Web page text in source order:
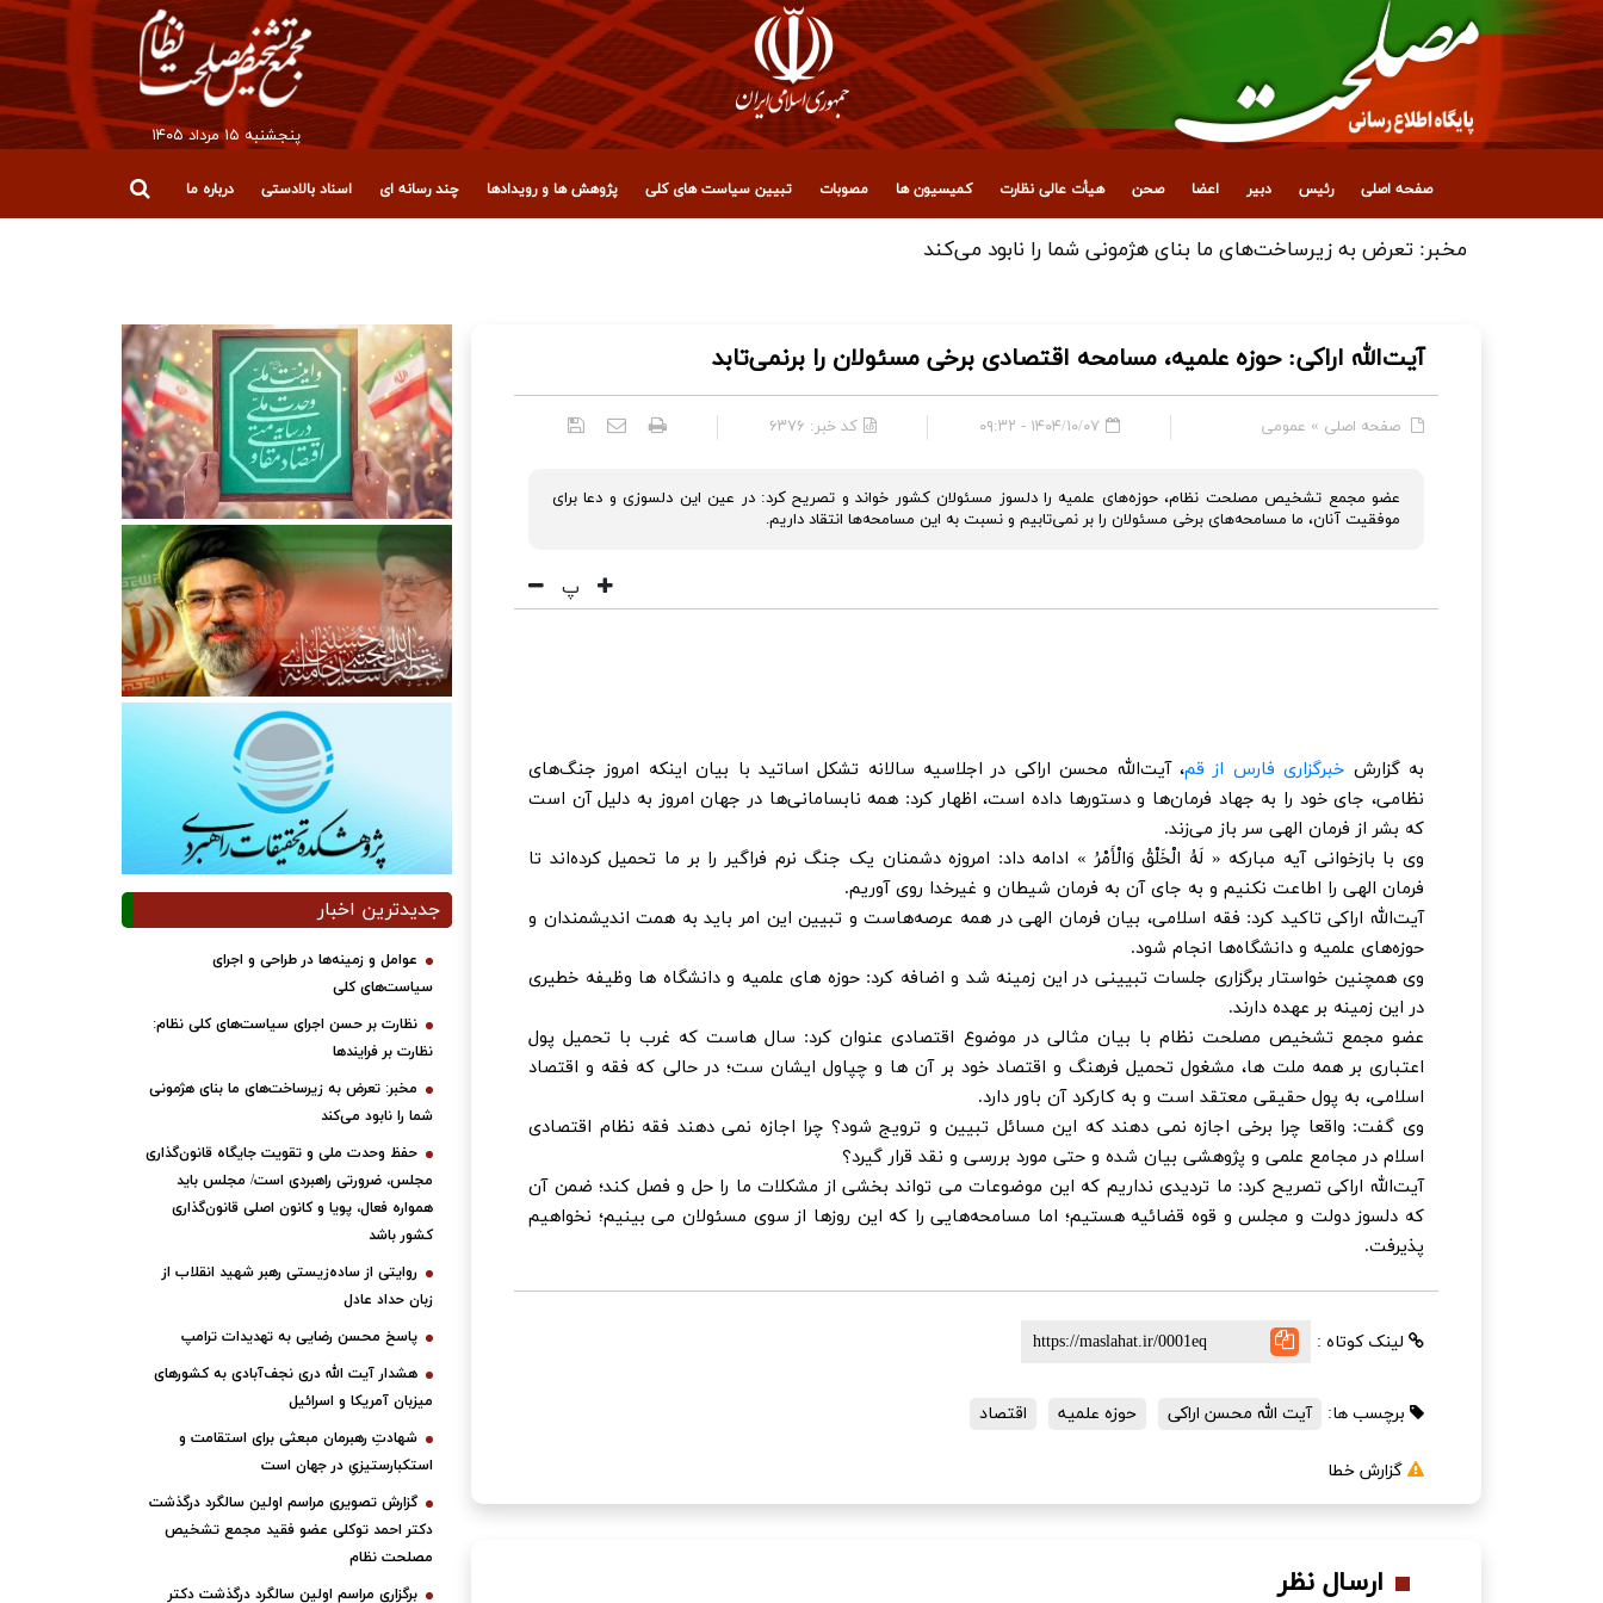
پنجشنبه ۱۵ مرداد ۱۴۰۵
صفحه اصلی رئیس دبیر اعضا صحن هیأت عالی نظارت کمیسیون ها مصوبات تبیین سیاست های کلی پژوهش ها و رویدادها چند رسانه ای اسناد بالادستی درباره ما
انتصاب معاون جدید اداری، مالی و پشتیبانی مجمع تشخیص مصلحت نظام
آیت‌الله اراکی: حوزه علمیه، مسامحه اقتصادی برخی مسئولان را برنمی‌تابد
صفحه اصلی » عمومی ۱۴۰۴/۱۰/۰۷ - ۰۹:۳۲ کد خبر: ۶۳۷۶
عضو مجمع تشخیص مصلحت نظام، حوزه‌های علمیه را دلسوز مسئولان کشور خواند و تصریح کرد: در عین این دلسوزی و دعا برای
موفقیت آنان، ما مسامحه‌های برخی مسئولان را بر نمی‌تابیم و نسبت به این مسامحه‌ها انتقاد داریم.
پ
به گزارش خبرگزاری فارس از قم، آیت‌الله محسن اراکی در اجلاسیه سالانه تشکل اساتید با بیان اینکه امروز جنگ‌های
نظامی، جای خود را به جهاد فرمان‌ها و دستورها داده است، اظهار کرد: همه نابسامانی‌ها در جهان امروز به دلیل آن است
که بشر از فرمان الهی سر باز می‌زند.
وی با بازخوانی آیه مبارکه « لَهُ الْخَلْقُ وَالْأَمْرُ » ادامه داد: امروزه دشمنان یک جنگ نرم فراگیر را بر ما تحمیل کرده‌اند تا
فرمان الهی را اطاعت نکنیم و به جای آن به فرمان شیطان و غیرخدا روی آوریم.
آیت‌الله اراکی تاکید کرد: فقه اسلامی، بیان فرمان الهی در همه عرصه‌هاست و تبیین این امر باید به همت اندیشمندان و
حوزه‌های علمیه و دانشگاه‌ها انجام شود.
وی همچنین خواستار برگزاری جلسات تبیینی در این زمینه شد و اضافه کرد: حوزه های علمیه و دانشگاه ها وظیفه خطیری
در این زمینه بر عهده دارند.
عضو مجمع تشخیص مصلحت نظام با بیان مثالی در موضوع اقتصادی عنوان کرد: سال هاست که غرب با تحمیل پول
اعتباری بر همه ملت ها، مشغول تحمیل فرهنگ و اقتصاد خود بر آن ها و چپاول ایشان ست؛ در حالی که فقه و اقتصاد
اسلامی، به پول حقیقی معتقد است و به کارکرد آن باور دارد.
وی گفت: واقعا چرا برخی اجازه نمی دهند که این مسائل تبیین و ترویج شود؟ چرا اجازه نمی دهند فقه نظام اقتصادی
اسلام در مجامع علمی و پژوهشی بیان شده و حتی مورد بررسی و نقد قرار گیرد؟
آیت‌الله اراکی تصریح کرد: ما تردیدی نداریم که این موضوعات می تواند بخشی از مشکلات ما را حل و فصل کند؛ ضمن آن
که دلسوز دولت و مجلس و قوه قضائیه هستیم؛ اما مسامحه‌هایی را که این روزها از سوی مسئولان می بینیم؛ نخواهیم
پذیرفت.
لینک کوتاه :
برچسب ها: آیت الله محسن اراکی حوزه علمیه اقتصاد
گزارش خطا
ارسال نظر
جدیدترین اخبار
عوامل و زمینه‌ها در طراحی و اجرای
سیاست‌های کلی
نظارت بر حسن اجرای سیاست‌های کلی نظام:
نظارت بر فرایندها
مخبر: تعرض به زیرساخت‌های ما بنای هژمونی
شما را نابود می‌کند
حفظ وحدت ملی و تقویت جایگاه قانون‌گذاری
مجلس، ضرورتی راهبردی است/ مجلس باید
همواره فعال، پویا و کانون اصلی قانون‌گذاری
کشور باشد
روایتی از ساده‌زیستی رهبر شهید انقلاب از
زبان حداد عادل
پاسخ محسن رضایی به تهدیدات ترامپ
هشدار آیت الله دری نجف‌آبادی به کشورهای
میزبان آمریکا و اسرائیل
شهادتِ رهبرمان مبعثی برای استقامت و
استکبارستیزیِ در جهان است
گزارش تصویری مراسم اولین سالگرد درگذشت
دکتر احمد توکلی عضو فقید مجمع تشخیص
مصلحت نظام
برگزاری مراسم اولین سالگرد درگذشت دکتر